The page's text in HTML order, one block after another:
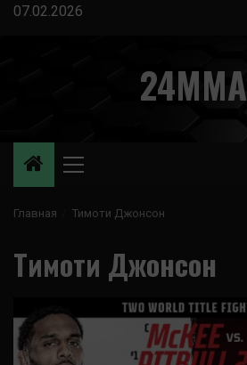
Перейти
07.02.2026
24MMA
Основное
Главная Тимоти Джонсон
Тимоти Джонсон